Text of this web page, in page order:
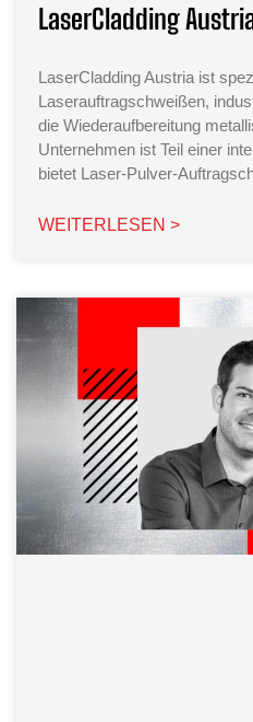
LaserCladding
LaserCladding Austria ist
Laserauftragschweißen,
die Wiederaufbereitung
Unternehmen ist Teil einer
bietet Laser-Pulver-
WEITERLESEN >